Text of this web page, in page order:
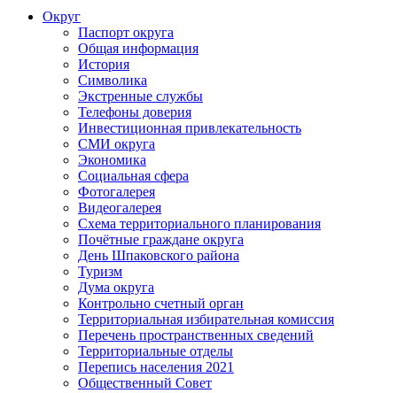
Округ
Паспорт округа
Общая информация
История
Символика
Экстренные службы
Телефоны доверия
Инвестиционная привлекательность
СМИ округа
Экономика
Социальная сфера
Фотогалерея
Видеогалерея
Схема территориального планирования
Почётные граждане округа
День Шпаковского района
Туризм
Дума округа
Контрольно счетный орган
Территориальная избирательная комиссия
Перечень пространственных сведений
Территориальные отделы
Перепись населения 2021
Общественный Совет